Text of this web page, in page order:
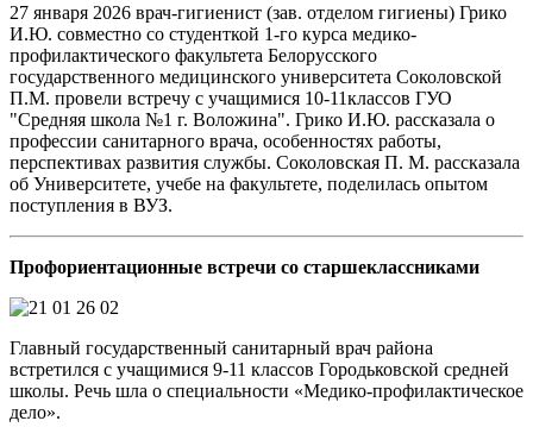
27 января 2026 врач-гигиенист (зав. отделом гигиены) Грико
И.Ю. совместно со студенткой 1-го курса медико-
профилактического факультета Белорусского
государственного медицинского университета Соколовской
П.М. провели встречу с учащимися 10-11классов ГУО
"Средняя школа №1 г. Воложина". Грико И.Ю. рассказала о
профессии санитарного врача, особенностях работы,
перспективах развития службы. Соколовская П. М. рассказала
об Университете, учебе на факультете, поделилась опытом
поступления в ВУЗ.
Профориентационные встречи со старшеклассниками
Главный государственный санитарный врач района
встретился с учащимися 9-11 классов Городьковской средней
школы. Речь шла о специальности «Медико-профилактическое
дело».